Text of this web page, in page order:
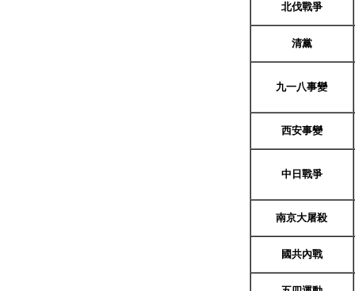
北伐戰爭
清黨
九一八事變
西安事變
中日戰爭
南京大屠殺
國共內戰